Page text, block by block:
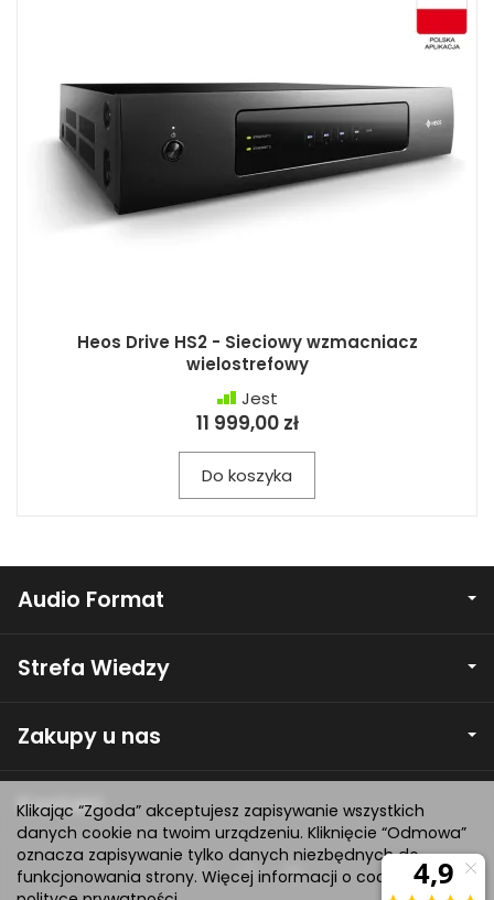
Heos Drive HS2 - Sieciowy wzmacniacz
wielostrefowy
Jest
11 999,00 zł
Do koszyka
Audio Format
Strefa Wiedzy
Zakupy u nas
Kontakt
Klikając “Zgoda” akceptujesz zapisywanie wszystkich
danych cookie na twoim urządzeniu. Kliknięcie “Odmowa”
oznacza zapisywanie tylko danych niezbędnych do
funkcjonowania strony. Więcej informacji o cookie w